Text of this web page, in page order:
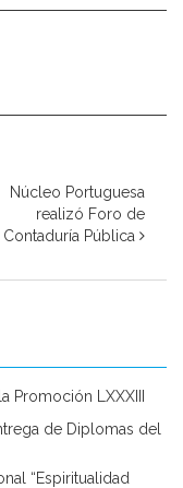
Núcleo Portuguesa
realizó Foro de
Contaduría Pública
Promoción LXXXIII
de Diplomas del
“Espiritualidad